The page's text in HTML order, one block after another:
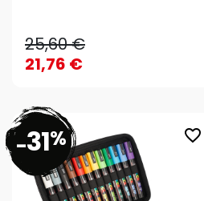
25,60 €
21,76 €AJOUTER AU PANIER
favorite_border
-31%